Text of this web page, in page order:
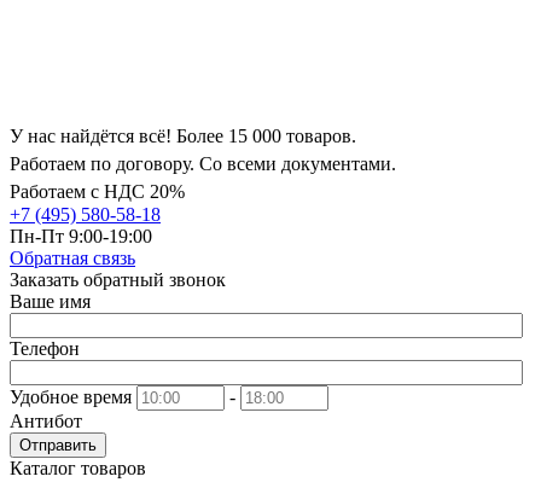
У нас найдётся всё! Более 15 000 товаров.
Работаем по договору. Со всеми документами.
Работаем с НДС 20%
+7 (495) 580-58-18
Пн-Пт 9:00-19:00
Обратная связь
Заказать обратный звонок
Ваше имя
Телефон
Удобное время
-
Антибот
Отправить
Каталог товаров